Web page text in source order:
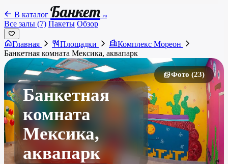
В каталог Банкет .ru
Все залы (7) Пакеты Обзор
Главная Площадки
Комплекс Мореон
Банкетная комната Мексика, аквапарк
Банкетная
комната
Мексика,
аквапарк
Фото (23)